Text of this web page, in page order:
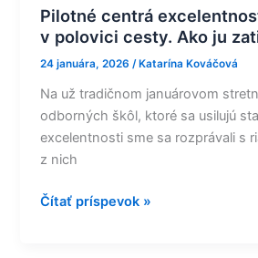
Pilotné centrá
v polovici cesty. Ako ju
24 januára, 2026/ Katarína Kováčová
Na už tradičnom januárovom
odborných škôl, ktoré sa usilujú
excelentnosti sme sa rozprávali s
z nich
Čítať príspevok »